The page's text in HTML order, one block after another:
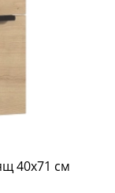
40х71 см